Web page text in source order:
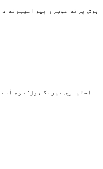
●اختیاري بیرنگ ډول: دوه